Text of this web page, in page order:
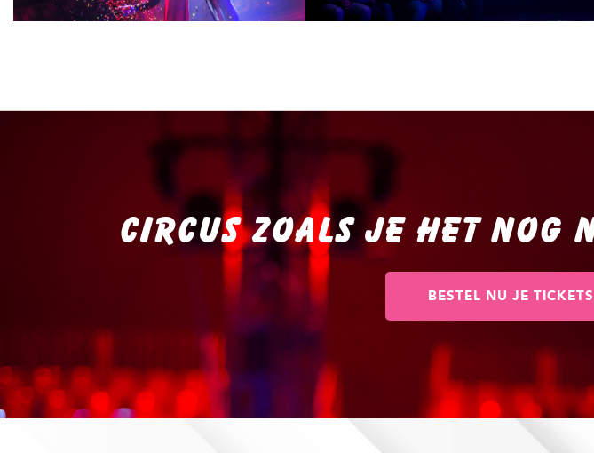
CIRCUS ZOALS JE HET NOG
BESTEL NU JE TICKETS